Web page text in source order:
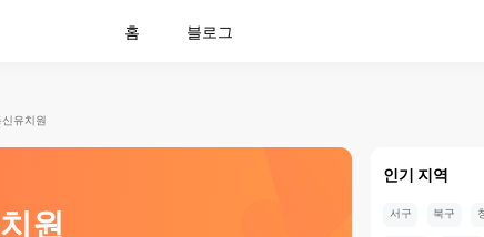
홈 블로그
유치원
원
인기 지역
서구 북구